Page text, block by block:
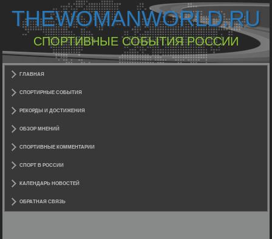
THEWOMANWORLD.RU
СПОРТИВНЫЕ СОБЫТИЯ РОССИИ
ГЛАВНАЯ
СПОРТИРНЫЕ СОБЫТИЯ
РЕКОРДЫ И ДОСТИЖЕНИЯ
ОБЗОР МНЕНИЙ
СПОРТИВНЫЕ КОММЕНТАРИИ
СПОРТ В РОССИИ
КАЛЕНДАРЬ НОВОСТЕЙ
ОБРАТНАЯ СВЯЗЬ